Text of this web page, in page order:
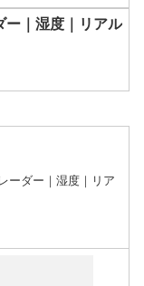
ー｜湿度｜リアル
ーダー｜湿度｜リア